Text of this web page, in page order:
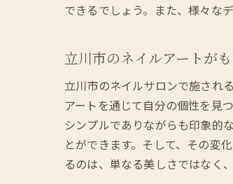
できるでしょう。また、様々な
立川市のネイルアートが
立川市のネイルサロンで施され
アートを通じて自分の個性を見
シンプルでありながらも印象的
とができます。そして、その変
るのは、単なる美しさではなく